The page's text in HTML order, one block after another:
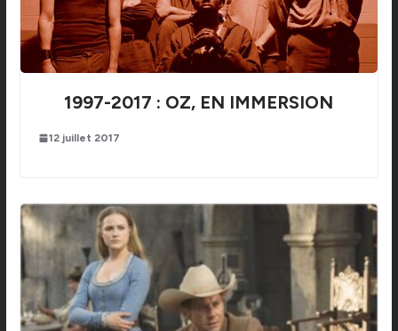
1997-2017 : OZ, EN IMMERSION
12 juillet 2017